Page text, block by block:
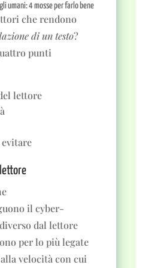
umani: 4 mosse per farlo bene
che rendono
di un testo?
punti
lettore
il cyber-
dal lettore
per lo più legate
velocità con cui